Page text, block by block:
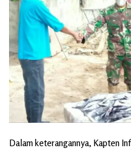
Dalam keterangannya, Kapten